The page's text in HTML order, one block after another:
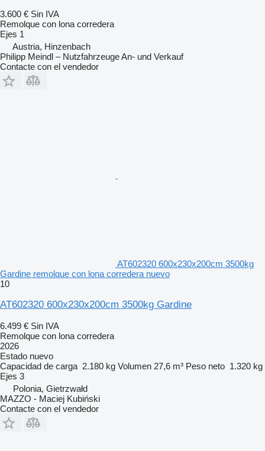
3.600 € Sin IVA
Remolque con lona corredera
Ejes 1
Austria, Hinzenbach
Philipp Meindl – Nutzfahrzeuge An- und Verkauf
Contacte con el vendedor
AT602320 600x230x200cm 3500kg
Gardine remolque con lona corredera nuevo
10
AT602320 600x230x200cm 3500kg Gardine
6.499 € Sin IVA
Remolque con lona corredera
2026
Estado nuevo
Capacidad de carga 2.180 kg Volumen 27,6 m³ Peso neto 1.320 kg
Ejes 3
Polonia, Gietrzwałd
MAZZO - Maciej Kubiński
Contacte con el vendedor